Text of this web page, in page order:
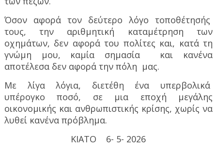
Όσον αφορά τον δεύτερο λόγο τοποθέτησής
τους, την αριθμητική καταμέτρηση των
οχημάτων, δεν αφορά του πολίτες και, κατά τη
γνώμη μου, καμία σημασία
και κανένα
αποτέλεσα δεν αφορά την πόλη μας.
Με λίγα λόγια, διετέθη ένα υπερβολικά
υπέρογκο ποσό, σε μια εποχή μεγάλης
οικονομικής και ανθρωπιστικής κρίσης, χωρίς να
λυθεί κανένα πρόβλημα.
ΚΙΑΤΟ
6- 5- 2026